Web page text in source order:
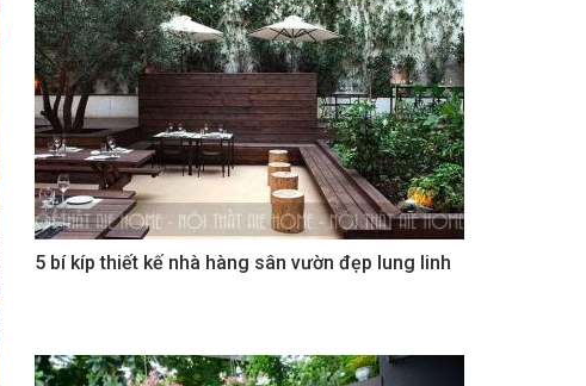
5 bí kíp thiết kế nhà hàng sân vườn đẹp lung linh